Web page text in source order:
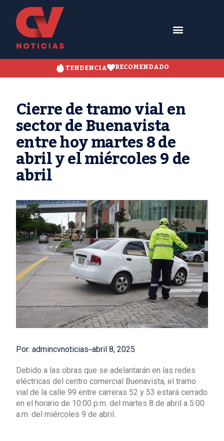
TENDENCIA RECOMENDADO
Cierre de tramo vial en
sector de Buenavista
entre hoy martes 8 de
abril y el miércoles 9 de
abril
Por: admincvnoticias abril 8, 2025
Debido a las obras que se adelantarán en las redes
eléctricas del centro comercial Buenavista, el tramo
vial de la calle 99 entre carreras 52 y 53 estará cerrado
en el horario de 10:00 p.m. del martes 8 de abril a 5:00
a.m. del miércoles 9 de abril.